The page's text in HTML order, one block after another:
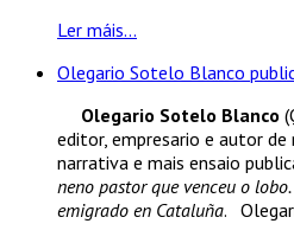
Ler máis...
Olegario Sotelo Blanco
Olegario Sotelo Blanco
editor, empresario e autor de
narrativa e mais ensaio
neno pastor que venceu o
emigrado en Cataluña.